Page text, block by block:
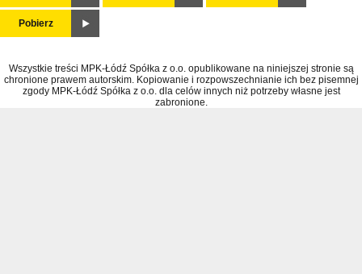
Pobierz
Wszystkie treści MPK-Łódź Spółka z o.o. opublikowane na niniejszej stronie są
chronione prawem autorskim. Kopiowanie i rozpowszechnianie ich bez pisemnej
zgody MPK-Łódź Spółka z o.o. dla celów innych niż potrzeby własne jest
zabronione.